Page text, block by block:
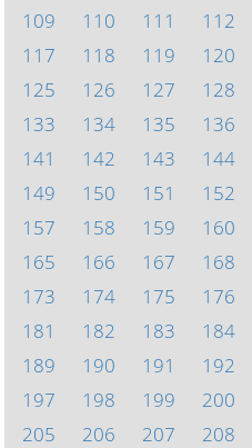
109
110 111 112
117
118 119 120
125
126 127 128
133
134 135 136
141
142 143 144
149
150 151 152
157
158 159 160
165
166 167 168
173
174 175 176
181
182 183 184
189
190 191 192
197
198 199 200
205
206 207 208